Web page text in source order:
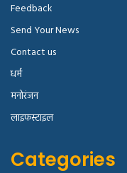
Feedback
Send Your News
Contact us
धर्म
मनोरंजन
लाइफस्टाइल
Categories